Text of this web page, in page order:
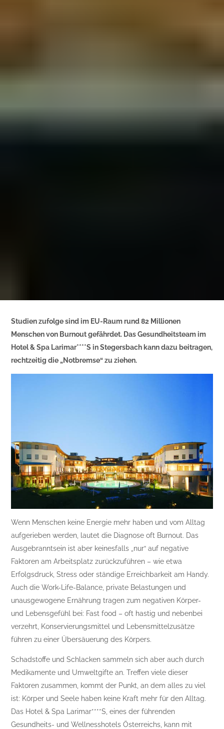
Studien zufolge sind im EU-Raum rund 82 Millionen
Menschen von Burnout gefährdet. Das Gesundheitsteam im
Hotel & Spa Larimar****S in Stegersbach kann dazu beitragen,
rechtzeitig die „Notbremse“ zu ziehen.
Wenn Menschen keine Energie mehr haben und vom Alltag
aufgerieben werden, lautet die Diagnose oft Burnout. Das
Ausgebranntsein ist aber keinesfalls „nur“ auf negative
Faktoren am Arbeitsplatz zurückzuführen – wie etwa
Erfolgsdruck, Stress oder ständige Erreichbarkeit am Handy.
Auch die Work-Life-Balance, private Belastungen und
unausgewogene Ernährung tragen zum negativen Körper-
und Lebensgefühl bei: Fast food – oft hastig und nebenbei
verzehrt, Konservierungsmittel und Lebensmittelzusätze
führen zu einer Übersäuerung des Körpers.
Schadstoffe und Schlacken sammeln sich aber auch durch
Medikamente und Umweltgifte an. Treffen viele dieser
Faktoren zusammen, kommt der Punkt, an dem alles zu viel
ist: Körper und Seele haben keine Kraft mehr für den Alltag.
Das Hotel & Spa Larimar****S, eines der führenden
Gesundheits- und Wellnesshotels Österreichs, kann mit